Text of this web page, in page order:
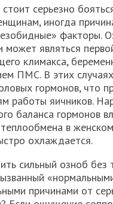
стоит серьезно
иногда
факторы.
может являться
климакса,
ПМС. В этих
гормонов, что
работы яичников.
баланса гормонов
в
охлаждается.
сильный озноб без
причинами от